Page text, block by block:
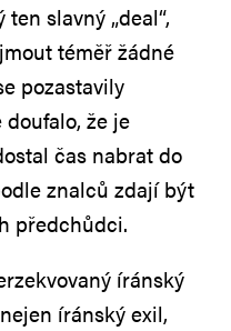
slavný „deal“,
téměř žádné
pozastavily
že je
čas nabrat do
znalců zdají být
předchůdci.
íránský
íránský exil,